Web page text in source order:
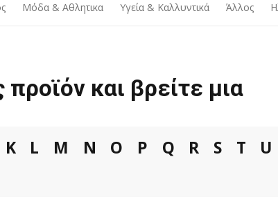
Μόδα & Aθλητικα Υγεία & Καλλυντικά Άλλος
και βρείτε μια
K L M N O P Q R S T U